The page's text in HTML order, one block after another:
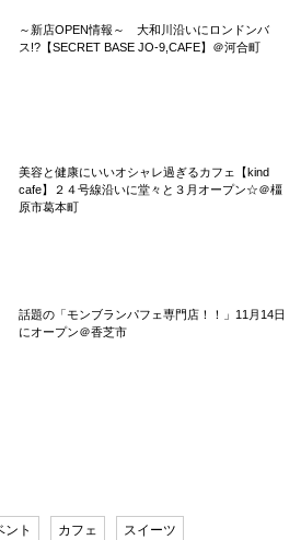
～新店OPEN情報～ 大和川沿いにロンドンバ
ス!?【SECRET BASE JO-9,CAFE】＠河合町
美容と健康にいいオシャレ過ぎるカフェ【kind
cafe】２４号線沿いに堂々と３月オープン☆＠橿
原市葛本町
話題の「モンブランパフェ専門店！！」11月14日
にオープン＠香芝市
ント カフェ スイーツ